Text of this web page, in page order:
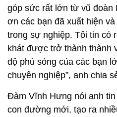
góp sức rất lớn từ vũ đoàn
ơn các bạn đã xuất hiện
trong sự nghiệp. Tôi tin có
khát được trở thành thành
độ phủ sóng của các bạn
chuyên nghiệp”, anh chia
Đàm Vĩnh Hưng nói anh
con đường mới, tạo ra